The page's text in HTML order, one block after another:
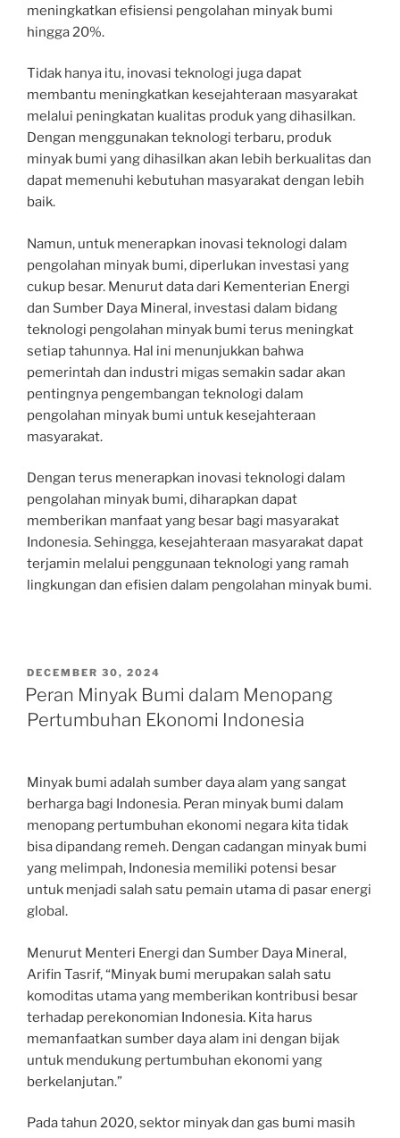
meningkatkan efisiensi pengolahan minyak bumi
hingga 20%.
Tidak hanya itu, inovasi teknologi juga dapat
membantu meningkatkan kesejahteraan masyarakat
melalui peningkatan kualitas produk yang dihasilkan.
Dengan menggunakan teknologi terbaru, produk
minyak bumi yang dihasilkan akan lebih berkualitas dan
dapat memenuhi kebutuhan masyarakat dengan lebih
baik.
Namun, untuk menerapkan inovasi teknologi dalam
pengolahan minyak bumi, diperlukan investasi yang
cukup besar. Menurut data dari Kementerian Energi
dan Sumber Daya Mineral, investasi dalam bidang
teknologi pengolahan minyak bumi terus meningkat
setiap tahunnya. Hal ini menunjukkan bahwa
pemerintah dan industri migas semakin sadar akan
pentingnya pengembangan teknologi dalam
pengolahan minyak bumi untuk kesejahteraan
masyarakat.
Dengan terus menerapkan inovasi teknologi dalam
pengolahan minyak bumi, diharapkan dapat
memberikan manfaat yang besar bagi masyarakat
Indonesia. Sehingga, kesejahteraan masyarakat dapat
terjamin melalui penggunaan teknologi yang ramah
lingkungan dan efisien dalam pengolahan minyak bumi.
POSTED
ON
DECEMBER 30, 2024
Peran Minyak Bumi dalam Menopang
Pertumbuhan Ekonomi Indonesia
Minyak bumi adalah sumber daya alam yang sangat
berharga bagi Indonesia. Peran minyak bumi dalam
menopang pertumbuhan ekonomi negara kita tidak
bisa dipandang remeh. Dengan cadangan minyak bumi
yang melimpah, Indonesia memiliki potensi besar
untuk menjadi salah satu pemain utama di pasar energi
global.
Menurut Menteri Energi dan Sumber Daya Mineral,
Arifin Tasrif, “Minyak bumi merupakan salah satu
komoditas utama yang memberikan kontribusi besar
terhadap perekonomian Indonesia. Kita harus
memanfaatkan sumber daya alam ini dengan bijak
untuk mendukung pertumbuhan ekonomi yang
berkelanjutan.”
Pada tahun 2020, sektor minyak dan gas bumi masih